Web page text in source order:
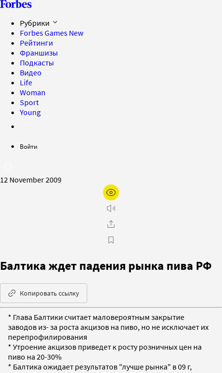
Рубрики
Forbes Games New
Рейтинги
Франшизы
Подкасты
Видео
Life
Woman
Sport
Young
Войти
12 November 2009
Балтика ждет падения рынка пива РФ
Копировать ссылку
* Глава Балтики считает маловероятным закрытие
заводов из- за роста акцизов на пиво, но не исключает их
перепрофилирования
* Утроение акцизов приведет к росту розничных цен на
пиво на 20-30%
* Балтика ожидает результатов "лучше рынка" в 09 г,